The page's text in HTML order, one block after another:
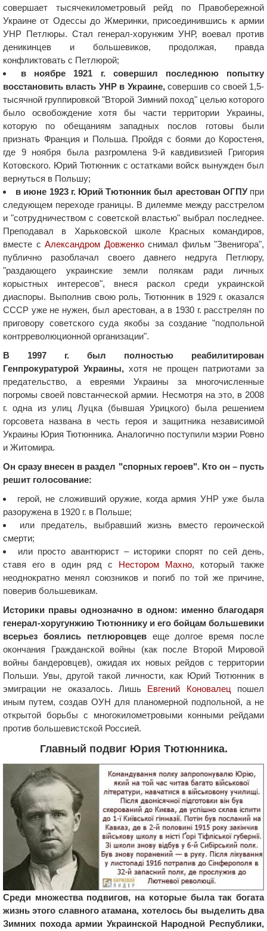
совершает тысячекилометровый рейд по Правобережной
Украине от Одессы до Жмеринки, присоединившись к армии
УНР Петлюры. Стал генерал-хорунжим УНР, воевал против
деникинцев и большевиков, продолжая, правда
конфликтовать с Петлюрой;
в ноябре 1921 г. совершил последнюю попытку
восстановить власть УНР в Украине,совершив со своей 1,5-
тысячной группировкой "Второй Зимний поход" целью которого
было освобождение хотя бы части территории Украины,
которую по обещаниям западных послов готовы были
признать Франция и Польша. Пройдя с боями до Коростеня,
где 9 ноября была разгромлена 9-й кавдивизией Григория
Котовского. Юрий Тютюнник с остатками войск вынужден был
вернуться в Польшу;
в июне 1923 г. Юрий Тютюнник был арестован ОГПУпри
следующем переходе границы. В дилемме между расстрелом
и "сотрудничеством с советской властью" выбрал последнее.
Преподавал в Харьковской школе Красных командиров,
вместе с Александром Довженкоснимал фильм "Звенигора",
публично разоблачал своего давнего недруга Петлюру,
"раздающего украинские земли полякам ради личных
корыстных интересов", внеся раскол среди украинской
диаспоры. Выполнив свою роль, Тютюнник в 1929 г. оказался
СССР уже не нужен, был арестован, а в 1930 г. расстрелян по
приговору советского суда якобы за создание "подпольной
контрреволюционной организации".
В 1997 г. был полностью реабилитирован
Генпрокуратурой Украины, хотя не прощен патриотами за
предательство, а евреями Украины за многочисленные
погромы своей повстанческой армии. Несмотря на это, в 2008
г. одна из улиц Луцка (бывшая Урицкого) была решением
горсовета названа в честь героя и защитника независимой
Украины Юрия Тютюнника. Аналогично поступили мэрии Ровно
и Житомира.
Он сразу внесен в раздел "спорных героев". Кто он – пусть
решит голосование:
герой, не сложивший оружие, когда армия УНР уже была
разоружена в 1920 г. в Польше;
или предатель, выбравший жизнь вместо героической
смерти;
или просто авантюрист – историки спорят по сей день,
ставя его в один ряд с Нестором Махно, который также
неоднократно менял союзников и погиб по той же причине,
поверив большевикам.
Историки правы однозначно в одном: именно благодаря
генерал-хоругунжию Тютюннику и его бойцам большевики
всерьез боялись петлюровцевеще долгое время после
окончания Гражданской войны (как после Второй Мировой
войны бандеровцев), ожидая их новых рейдов с территории
Польши. Увы, другой такой личности, как Юрий Тютюнник в
эмиграции не оказалось. Лишь Евгений Коновалец пошел
иным путем, создав ОУН для планомерной подпольной, а не
открытой борьбы с многокилометровыми конными рейдами
против большевистской Россией.
Главный подвиг Юрия Тютюнника.
Среди множества подвигов, на которые была так богата
жизнь этого славного атамана, хотелось бы выделить два
Зимних похода армии Украинской Народной Республики,